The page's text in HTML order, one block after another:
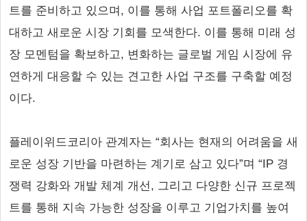
트를 준비하고 있으며, 이를 통해 사업 포트폴리오를 확
대하고 새로운 시장 기회를 모색한다. 이를 통해 미래 성
장 모멘텀을 확보하고, 변화하는 글로벌 게임 시장에 유
연하게 대응할 수 있는 견고한 사업 구조를 구축할 예정
이다.
플레이위드코리아 관계자는 “회사는 현재의 어려움을 새
로운 성장 기반을 마련하는 계기로 삼고 있다”며 “IP 경
쟁력 강화와 개발 체계 개선, 그리고 다양한 신규 프로젝
트를 통해 지속 가능한 성장을 이루고 기업가치를 높여